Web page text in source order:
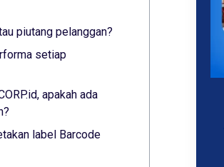
piutang pelanggan?
setiap
apakah ada
label Barcode